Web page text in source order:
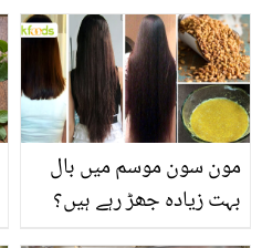
مون سون موسم میں بال
بہت زیادہ جھڑ رہے ہیں؟